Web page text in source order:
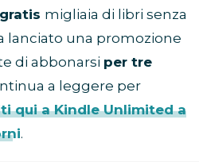
gratis migliaia di libri senza
lanciato una promozione
di abbonarsi per tre
a leggere per
qui a Kindle Unlimited a
.